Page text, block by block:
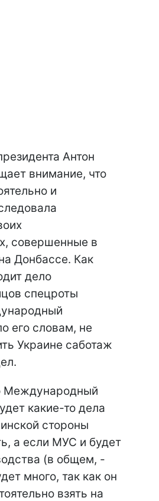
Антон
внимание, что
и
совершенные в
Донбассе. Как
дело
спецроты
его словам, не
Украине саботаж
Международный
какие-то дела
стороны
а если МУС и будет
(в общем, -
много, так как он
взять на